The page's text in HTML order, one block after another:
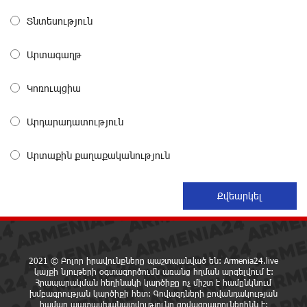
ՌԴ-ն պատրաստ է շարունակել Հայաստանի
երկաթուղիների կոնցեսիոն կառավարումը.
Հայաստանի բնակչության թիվը շուրջ 7 հազարով
Իսրայելի ՊԲ-ն հարձակվել է Լիբանանում
17 ժամ առաջ
համաձայնության են եկել Յան Դիոմանդեի
տրանսֆերի վերաբերյալ
17 ժամ առաջ
Տնտեսություն
Արտագաղթ
Կոռուպցիա
Արդարադատություն
Արտաքին քաղաքականություն
2021 © Բոլոր իրավունքները պաշտպանված են: Armenia24.live
կայքի նյութերի օգտագործումն առանց հղման արգելվում է:
Հրապարակման հեղինակի կարծիքը ոչ միշտ է համընկնում
խմբագրության կարծիքի հետ: Գովազդների բովանդակության
համար պատասխանատվությունը գովազդատուներինն է: